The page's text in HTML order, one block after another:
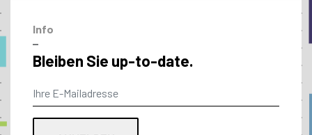
Info
–
Bleiben Sie up-to-date.